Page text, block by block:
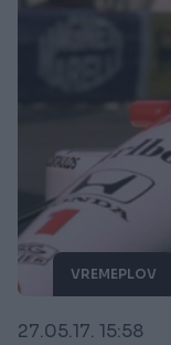
VREMEPLOV
27.05.17. 15:58